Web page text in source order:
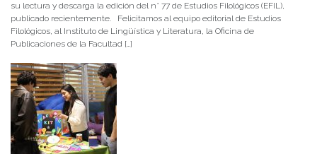
su lectura y descarga la edición del n° 77 de Estudios Filológicos (EFIL),
publicado recientemente. Felicitamos al equipo editorial de Estudios
Filológicos, al Instituto de Lingüística y Literatura, la Oficina de
Publicaciones de la Facultad […]